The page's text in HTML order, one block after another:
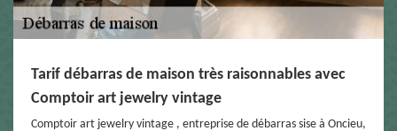
Tarif débarras de maison très raisonnables avec
Comptoir art jewelry vintage
Comptoir art jewelry vintage , entreprise de débarras sise à Oncieu,